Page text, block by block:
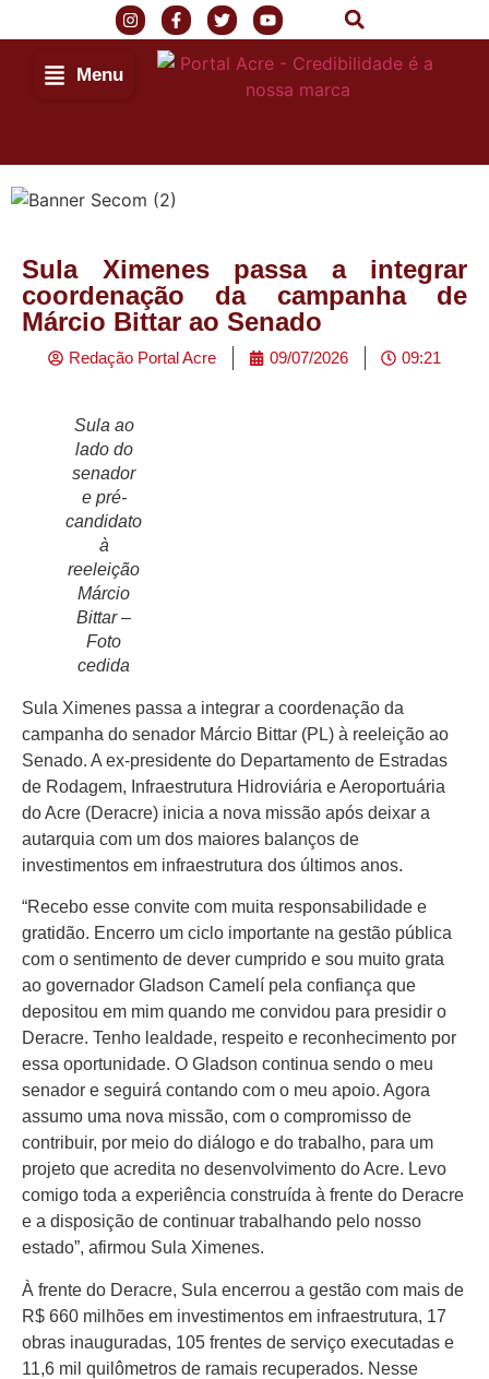
Menu
Início
Últimas
Notícias
Agenda
Cultural
Política
Economia
Atos Oficiais
Atualidades
Blogs e
Colunas
Especiais
Gastronomia
TV Portal
Sobre o
Portal Acre
Expediente
Política de
privacidade
Fale com
Portal Acre
Sula Ximenes passa a integrar
coordenação da campanha de
Márcio Bittar ao Senado
Redação Portal Acre 09/07/2026 09:21
Sula ao
lado do
senador
e pré-
candidato
à
reeleição
Márcio
Bittar –
Foto
cedida
Sula Ximenes passa a integrar a coordenação da
campanha do senador Márcio Bittar (PL) à reeleição ao
Senado. A ex-presidente do Departamento de Estradas
de Rodagem, Infraestrutura Hidroviária e Aeroportuária
do Acre (Deracre) inicia a nova missão após deixar a
autarquia com um dos maiores balanços de
investimentos em infraestrutura dos últimos anos.
“Recebo esse convite com muita responsabilidade e
gratidão. Encerro um ciclo importante na gestão pública
com o sentimento de dever cumprido e sou muito grata
ao governador Gladson Camelí pela confiança que
depositou em mim quando me convidou para presidir o
Deracre. Tenho lealdade, respeito e reconhecimento por
essa oportunidade. O Gladson continua sendo o meu
senador e seguirá contando com o meu apoio. Agora
assumo uma nova missão, com o compromisso de
contribuir, por meio do diálogo e do trabalho, para um
projeto que acredita no desenvolvimento do Acre. Levo
comigo toda a experiência construída à frente do Deracre
e a disposição de continuar trabalhando pelo nosso
estado”, afirmou Sula Ximenes.
À frente do Deracre, Sula encerrou a gestão com mais de
R$ 660 milhões em investimentos em infraestrutura, 17
obras inauguradas, 105 frentes de serviço executadas e
11,6 mil quilômetros de ramais recuperados. Nesse